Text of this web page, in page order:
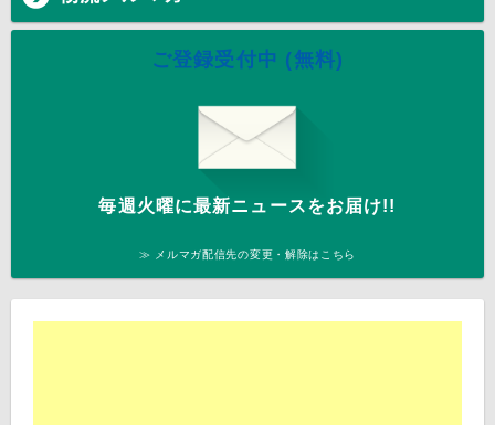
ご登録受付中 (無料)
毎週火曜に最新ニュースをお届け!!
≫ メルマガ配信先の変更・解除はこちら